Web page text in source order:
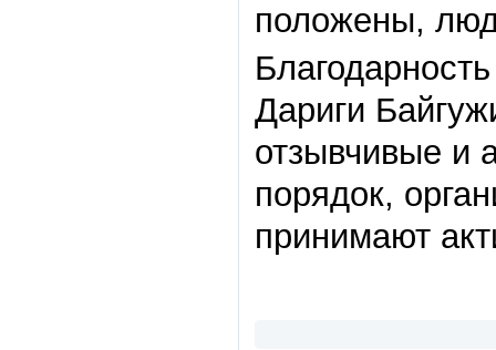
положены,
Дариги
отзывчивые и
порядок,
принимают